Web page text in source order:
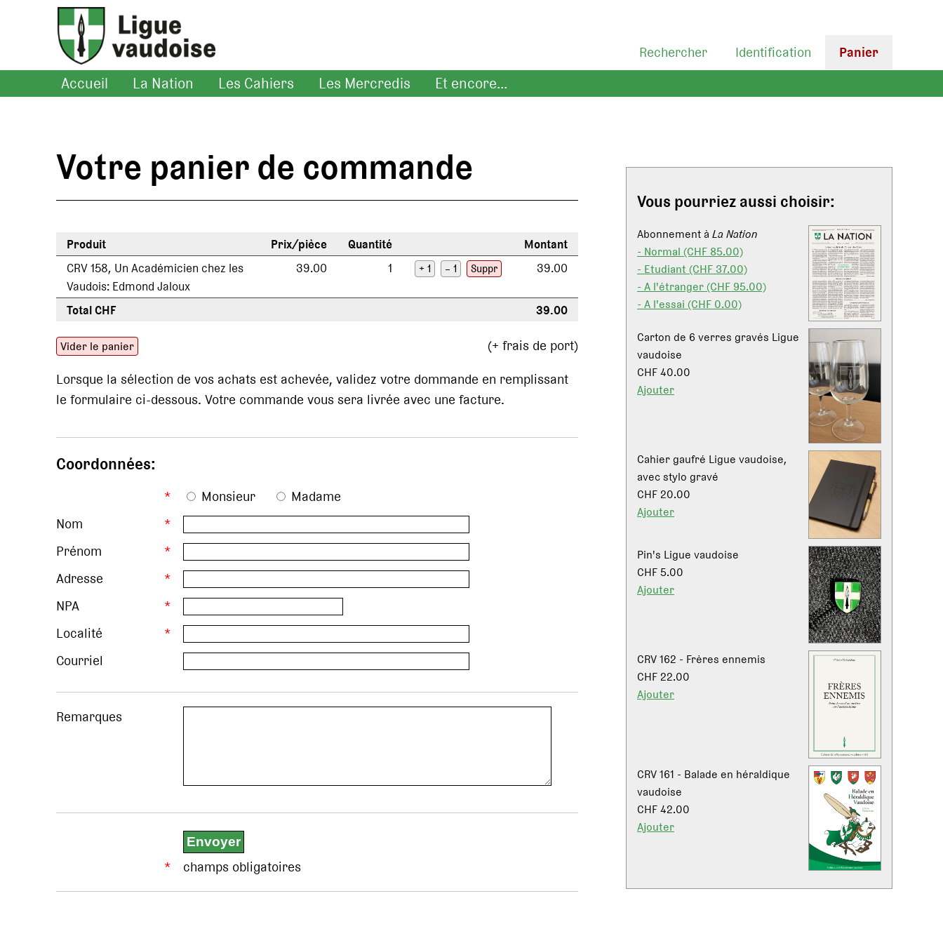
Panier
Identification
Rechercher
Accueil La Nation Les Cahiers Les Mercredis Et encore...
Votre panier de commande
Produit Prix/pièce Quantité
Montant
CRV 158, Un Académicien chez les
Vaudois: Edmond Jaloux
39.00 1 + 1 – 1 Suppr 39.00
Total CHF 39.00
(+ frais de port)
Vider le panier
Lorsque la sélection de vos achats est achevée, validez votre dommande en remplissant
le formulaire ci-dessous. Votre commande vous sera livrée avec une facture.
Coordonnées:
* Monsieur
Madame
Nom
*
Prénom
*
Adresse
*
NPA
*
Localité
*
Courriel
Remarques
* champs obligatoires
Vous pourriez aussi choisir:
Abonnement à La Nation
- Normal (CHF 85.00)
- Etudiant (CHF 37.00)
- A l'étranger (CHF 95.00)
- A l'essai (CHF 0.00)
Carton de 6 verres gravés Ligue
vaudoise
CHF 40.00
Ajouter
Cahier gaufré Ligue vaudoise,
avec stylo gravé
CHF 20.00
Ajouter
Pin's Ligue vaudoise
CHF 5.00
Ajouter
CRV 162 - Frères ennemis
CHF 22.00
Ajouter
CRV 161 - Balade en héraldique
vaudoise
CHF 42.00
Ajouter